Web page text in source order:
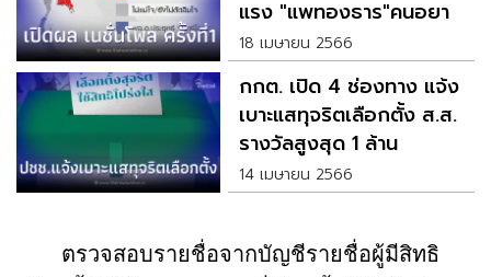
แรง "แพทองธาร"คนอยาก
เลือกเป็นนายก
18 เมษายน 2566
กกต. เปิด 4 ช่องทาง แจ้ง
เบาะแสทุจริตเลือกตั้ง ส.ส.
รางวัลสูงสุด 1 ล้าน
14 เมษายน 2566
ตรวจสอบรายชื่อจากบัญชีรายชื่อผู้มีสิทธิ